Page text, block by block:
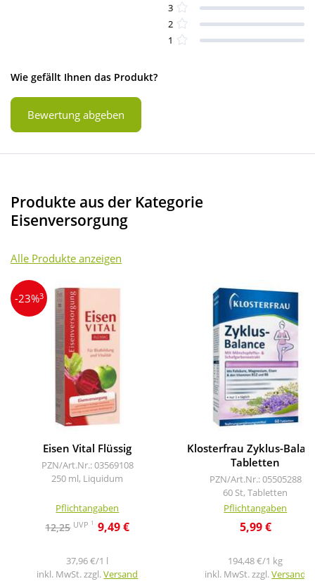
3
2
1
Wie gefällt Ihnen das Produkt?
Bewertung abgeben
Produkte aus der Kategorie
Eisenversorgung
Alle Produkte anzeigen
-23%3
Eisen Vital Flüssig
PZN/Art.Nr.: 03569108
250 ml, Liquidum
Pflichtangaben
12,25 UVP 1 9,49 €
37,96 €/1 l
inkl. MwSt. zzgl.Versand
Klosterfrau Zyklus-
Tabletten
PZN/Art.Nr.: 05505288
60 St, Tabletten
Pflichtangaben
5,99 €
194,48 €/1 kg
inkl. MwSt. zzgl.Versand